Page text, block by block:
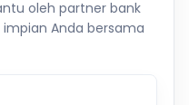
oleh partner bank
Anda bersama